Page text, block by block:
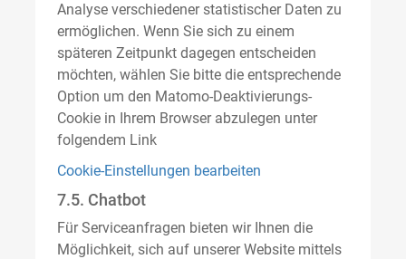
Analyse verschiedener statistischer Daten zu
ermöglichen. Wenn Sie sich zu einem
späteren Zeitpunkt dagegen entscheiden
möchten, wählen Sie bitte die entsprechende
Option um den Matomo-Deaktivierungs-
Cookie in Ihrem Browser abzulegen unter
folgendem Link
Cookie-Einstellungen bearbeiten
7.5. Chatbot
Für Serviceanfragen bieten wir Ihnen die
Möglichkeit, sich auf unserer Website mittels